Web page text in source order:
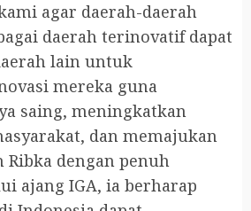
agar daerah-daerah
daerah terinovatif dapat
lain untuk
mereka guna
saing, meningkatkan
dan memajukan
Ribka dengan penuh
ajang IGA, ia berharap